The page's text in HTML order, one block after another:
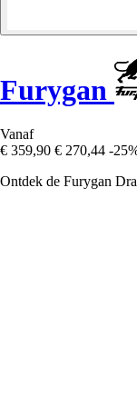
Furygan
Vanaf
€ 359,90 € 270,44 -
Ontdek de Furygan